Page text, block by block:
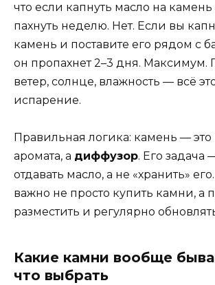
что если капнуть масло на
пахнуть неделю. Нет. Если вы
камень и поставите его рядом с
он пропахнет 2–3 дня. Максимум.
ветер, солнце, влажность — всё
испарение.
Правильная логика: камень — это
аромата, а диффузор. Его задача
отдавать масло, а не «хранить»
важно не просто купить камни, а
разместить и регулярно
Какие камни вообще
что выбрать